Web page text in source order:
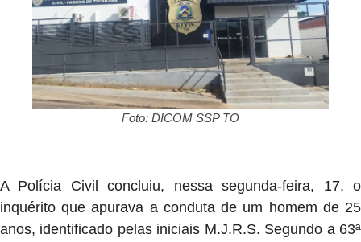
Foto: DICOM SSP TO
A Polícia Civil concluiu, nessa segunda-feira, 17, o
inquérito que apurava a conduta de um homem de 25
anos, identificado pelas iniciais M.J.R.S. Segundo a 63ª